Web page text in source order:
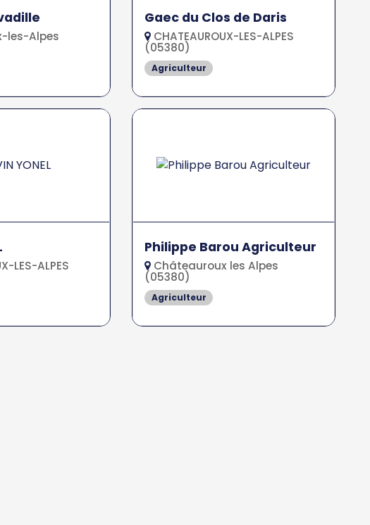
les-Alpes
Gaec du Clos de Daris
CHATEAUROUX-LES-ALPES
(05380)
Agriculteur
LES-ALPES
Philippe Barou Agriculteur
Châteauroux les Alpes
(05380)
Agriculteur